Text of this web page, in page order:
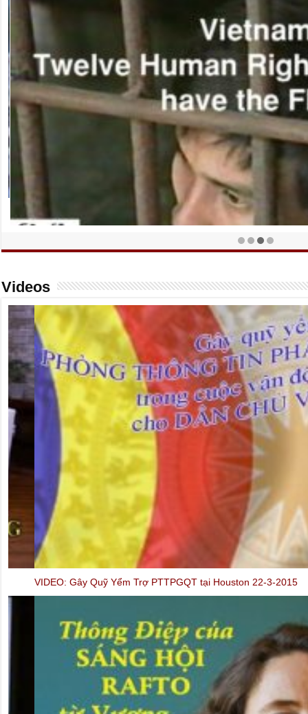
quyền và đề ra 8 yêu sách dân chủ hóa Việt Nam
Videos
VIDEO: Gây Quỹ Yểm Trợ PTTPGQT tại Houston 22-3-2015